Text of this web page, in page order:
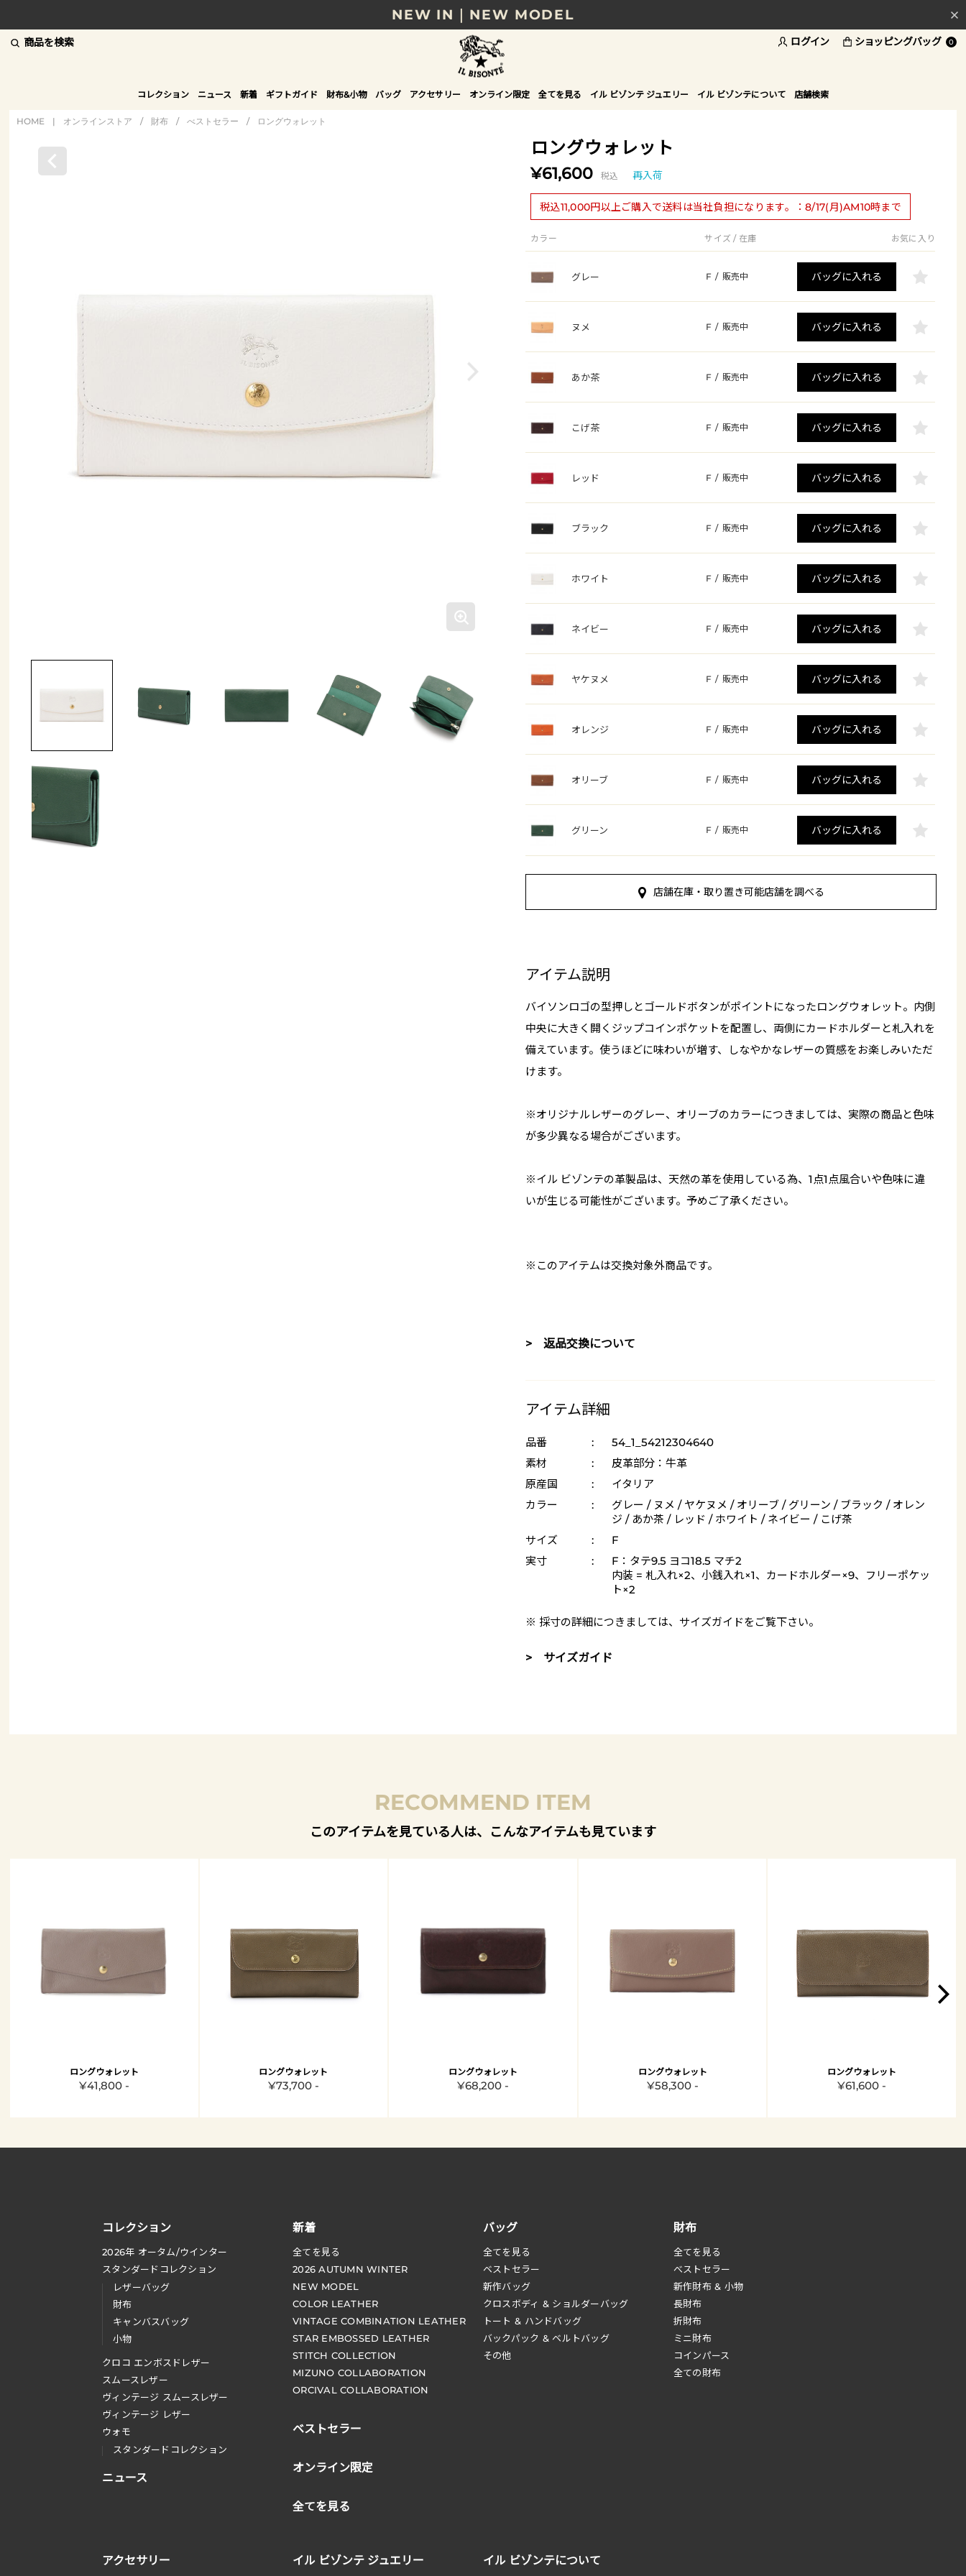
NEW IN｜NEW MODEL
8/17(月)10時まで｜税込11,000円以上で送料無料
贈る相手やシーンから選べる、新しいギフトガイド
NEW IN｜COLOR LEATHER
商品を検索 ログイン ショッピングバッグ 0
コレクション ニュース 新着 ギフトガイド 財布&小物 バッグ アクセサリー オンライン限定 全てを見る イル ビゾンテ ジュエリー イル ビゾンテについて 店舗検索
HOME | オンラインストア / 財布 / べストセラー / ロングウォレット
ロングウォレット
¥61,600 税込 再入荷
税込11,000円以上ご購入で送料は当社負担になります。：8/17(月)AM10時まで
カラー サイズ / 在庫 お気に入り
グレー F / 販売中 バッグに入れる
ヌメ F / 販売中 バッグに入れる
あか茶 F / 販売中 バッグに入れる
こげ茶 F / 販売中 バッグに入れる
レッド F / 販売中 バッグに入れる
ブラック F / 販売中 バッグに入れる
ホワイト F / 販売中 バッグに入れる
ネイビー F / 販売中 バッグに入れる
ヤケヌメ F / 販売中 バッグに入れる
オレンジ F / 販売中 バッグに入れる
オリーブ F / 販売中 バッグに入れる
グリーン F / 販売中 バッグに入れる
店舗在庫・取り置き可能店舗を調べる
アイテム説明
バイソンロゴの型押しとゴールドボタンがポイントになったロングウォレット。内側
中央に大きく開くジップコインポケットを配置し、両側にカードホルダーと札入れを
備えています。使うほどに味わいが増す、しなやかなレザーの質感をお楽しみいただ
けます。
※オリジナルレザーのグレー、オリーブのカラーにつきましては、実際の商品と色味
が多少異なる場合がございます。
※イル ビゾンテの革製品は、天然の革を使用している為、1点1点風合いや色味に違
いが生じる可能性がございます。予めご了承ください。
※このアイテムは交換対象外商品です。
> 返品交換について
アイテム詳細
品番 :
54_1_54212304640
素材
:
皮革部分：牛革
原産国
:
イタリア
カラー
:
グレー / ヌメ / ヤケヌメ / オリーブ / グリーン / ブラック / オレン
ジ / あか茶 / レッド / ホワイト / ネイビー / こげ茶
サイズ
:
F
実寸
:
F：タテ9.5 ヨコ18.5 マチ2
内装 = 札入れ×2、小銭入れ×1、カードホルダー×9、フリーポケッ
ト×2
※ 採寸の詳細につきましては、 サイズガイドをご覧下さい。
> サイズガイド
RECOMMEND ITEM
このアイテムを見ている人は、こんなアイテムも見ています
ロングウォレット
¥41,800 -
ロングウォレット
¥73,700 -
ロングウォレット
¥68,200 -
ロングウォレット
¥58,300 -
ロングウォレット
¥61,600 -
コレクション
2026年 オータム/ウインター
スタンダードコレクション
レザーバッグ
財布
キャンバスバッグ
小物
クロコ エンボスドレザー
スムースレザー
ヴィンテージ スムースレザー
ヴィンテージ レザー
ウォモ
スタンダードコレクション
ニュース
新着
全てを見る
2026 AUTUMN WINTER
NEW MODEL
COLOR LEATHER
VINTAGE COMBINATION LEATHER
STAR EMBOSSED LEATHER
STITCH COLLECTION
MIZUNO COLLABORATION
ORCIVAL COLLABORATION
ベストセラー
オンライン限定
全てを見る
財布
全てを見る
べストセラー
新作財布 & 小物
長財布
折財布
ミニ財布
コインパース
全ての財布
バッグ
全てを見る
ベストセラー
新作バッグ
クロスボディ & ショルダーバッグ
トート & ハンドバッグ
バックパック & ベルトバッグ
その他
アクセサリー イル ビゾンテ ジュエリー イル ビゾンテについて